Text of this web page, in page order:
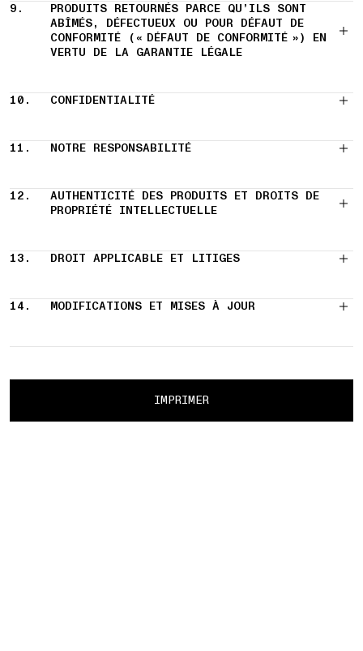
9.
PRODUITS RETOURNÉS PARCE QU’ILS SONT
ABÎMÉS, DÉFECTUEUX OU POUR DÉFAUT DE
CONFORMITÉ (« DÉFAUT DE CONFORMITÉ ») EN
VERTU DE LA GARANTIE LÉGALE
10. CONFIDENTIALITÉ
11. NOTRE RESPONSABILITÉ
12.
AUTHENTICITÉ DES PRODUITS ET DROITS DE
PROPRIÉTÉ INTELLECTUELLE
13. DROIT APPLICABLE ET LITIGES
14. MODIFICATIONS ET MISES À JOUR
IMPRIMER